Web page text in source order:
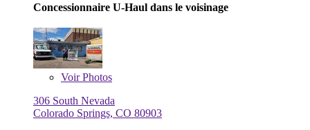
Concessionnaire U-Haul dans le voisinage
VoirPhotos
306 South Nevada
Colorado Springs, CO 80903